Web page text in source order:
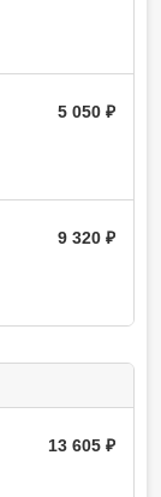
5 050
9 320
13 605